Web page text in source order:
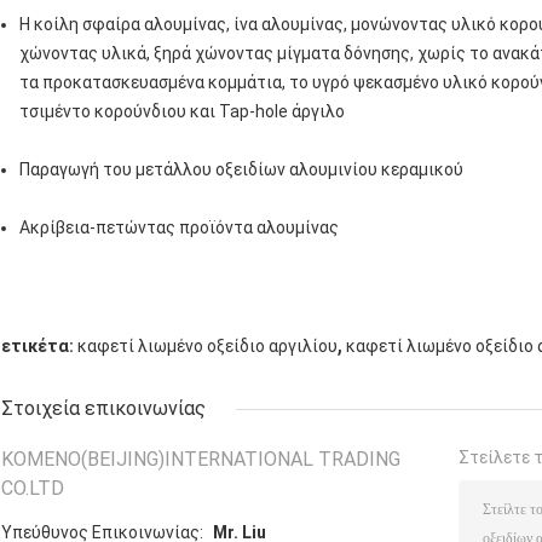
Η κοίλη σφαίρα αλουμίνας, ίνα αλουμίνας, μονώνοντας υλικό
χώνοντας υλικά, ξηρά χώνοντας μίγματα δόνησης, χωρίς το
τα προκατασκευασμένα κομμάτια, το υγρό ψεκασμένο υλικό
τσιμέντο κορούνδιου και Tap-hole άργιλο
Παραγωγή του μετάλλου οξειδίων αλουμινίου κεραμικού
Ακρίβεια-πετώντας προϊόντα αλουμίνας
ετικέτα: καφετί λιωμένο οξείδιο αργιλίου, καφετί λιωμένο οξείδιο
Στοιχεία επικοινωνίας
KOMENO(BEIJING)INTERNATIONAL TRADING
CO.LTD
Υπεύθυνος Επικοινωνίας: Mr. Liu
Στείλετε